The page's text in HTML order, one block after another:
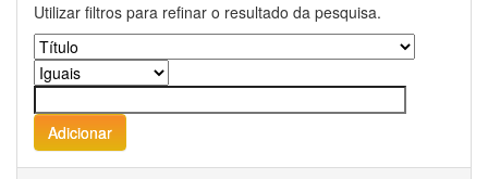
Utilizar filtros para refinar o resultado da pesquisa.